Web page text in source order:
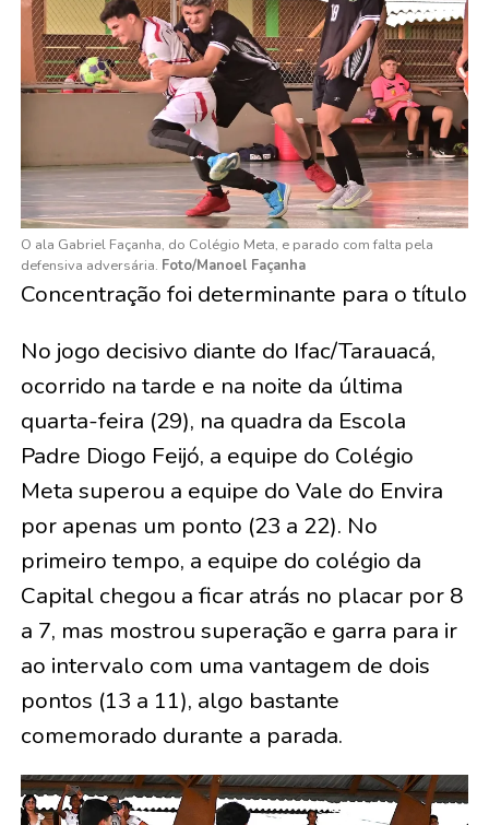
O ala Gabriel Façanha, do Colégio Meta, e parado com falta pela
defensiva adversária. Foto/Manoel Façanha
Concentração foi determinante para o título
No jogo decisivo diante do Ifac/Tarauacá,
ocorrido na tarde e na noite da última
quarta-feira (29), na quadra da Escola
Padre Diogo Feijó, a equipe do Colégio
Meta superou a equipe do Vale do Envira
por apenas um ponto (23 a 22). No
primeiro tempo, a equipe do colégio da
Capital chegou a ficar atrás no placar por 8
a 7, mas mostrou superação e garra para ir
ao intervalo com uma vantagem de dois
pontos (13 a 11), algo bastante
comemorado durante a parada.